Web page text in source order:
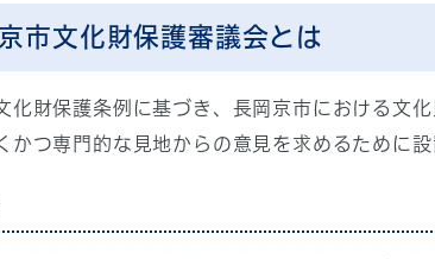
市文化財保護審議会とは
化財保護条例に基づき、長岡京市における文
かつ専門的な見地からの意見を求めるために設